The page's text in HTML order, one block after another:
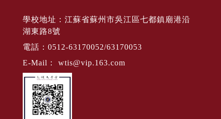
學校地址：江蘇省蘇州市吳江區七都鎮廟港沿
湖東路8號
電話：0512-63170052/63170053
E-Mail： wtis@vip.163.com